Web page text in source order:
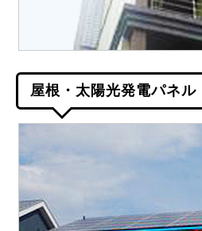
屋根・太陽光発電パネル